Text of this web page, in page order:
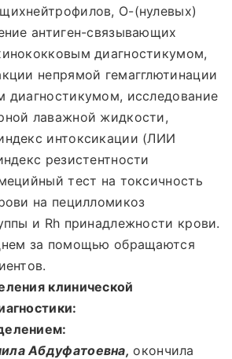
О-(нулевых)
антиген-связывающих
диагностикумом,
непрямой гемагглютинации
диагностикумом, исследование
лаважной жидкости,
интоксикации (ЛИИ
резистентности
тест на токсичность
на пецилломикоз
и Rh принадлежности крови.
за помощью обращаются
клинической
Абдуфатоевна, окончила